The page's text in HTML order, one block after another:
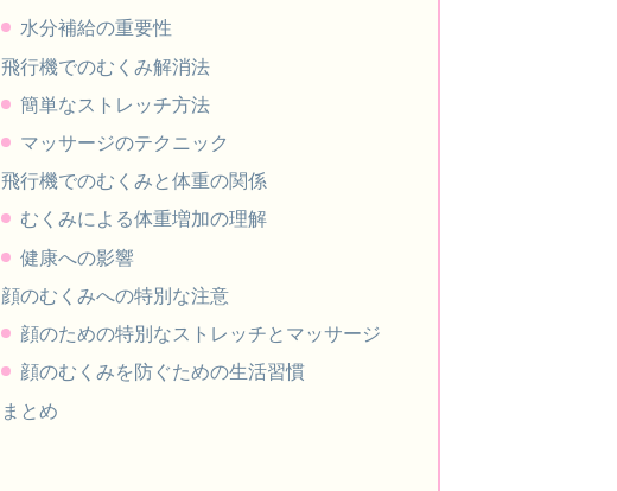
水分補給の重要性
飛行機でのむくみ解消法
簡単なストレッチ方法
マッサージのテクニック
飛行機でのむくみと体重の関係
むくみによる体重増加の理解
健康への影響
顔のむくみへの特別な注意
顔のための特別なストレッチとマッサージ
顔のむくみを防ぐための生活習慣
まとめ